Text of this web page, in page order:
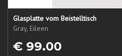
Glasplatte vom Beistelltisch
Gray, Eileen
€ 99.00